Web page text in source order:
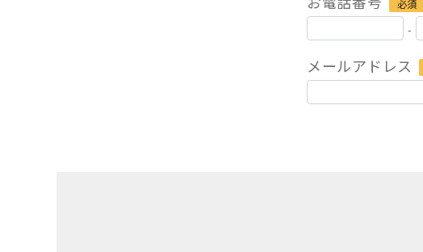
必須
-
メールアドレス